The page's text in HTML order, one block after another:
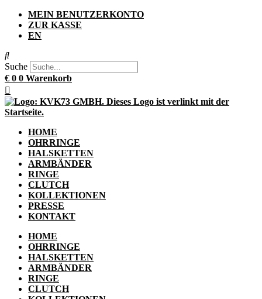
MEIN BENUTZERKONTO
ZUR KASSE
EN
Suche
€ 0 0 Warenkorb
HOME
OHRRINGE
HALSKETTEN
ARMBÄNDER
RINGE
CLUTCH
KOLLEKTIONEN
PRESSE
KONTAKT
HOME
OHRRINGE
HALSKETTEN
ARMBÄNDER
RINGE
CLUTCH